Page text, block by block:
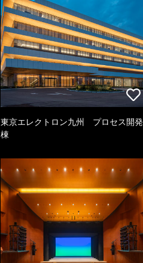
東京エレクトロン九州 プロセス開発
棟